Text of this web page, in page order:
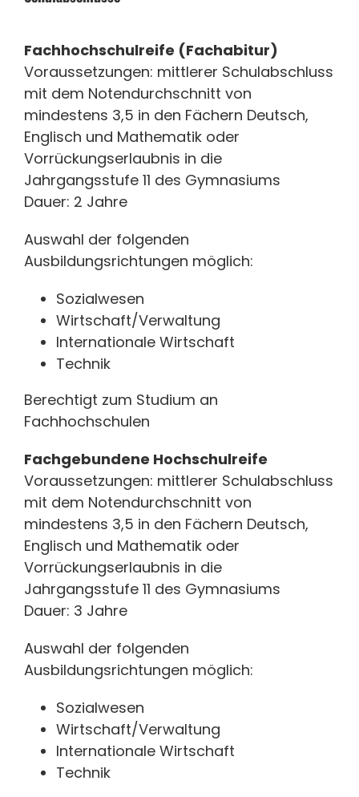
Fachhochschulreife (Fachabitur)
Voraussetzungen: mittlerer Schulabschluss
mit dem Notendurchschnitt von
mindestens 3,5 in den Fächern Deutsch,
Englisch und Mathematik oder
Vorrückungserlaubnis in die
Jahrgangsstufe 11 des Gymnasiums
Dauer: 2 Jahre
Auswahl der folgenden
Ausbildungsrichtungen möglich:
Sozialwesen
Wirtschaft/Verwaltung
Internationale Wirtschaft
Technik
Berechtigt zum Studium an
Fachhochschulen
Fachgebundene Hochschulreife
Voraussetzungen: mittlerer Schulabschluss
mit dem Notendurchschnitt von
mindestens 3,5 in den Fächern Deutsch,
Englisch und Mathematik oder
Vorrückungserlaubnis in die
Jahrgangsstufe 11 des Gymnasiums
Dauer: 3 Jahre
Auswahl der folgenden
Ausbildungsrichtungen möglich:
Sozialwesen
Wirtschaft/Verwaltung
Internationale Wirtschaft
Technik